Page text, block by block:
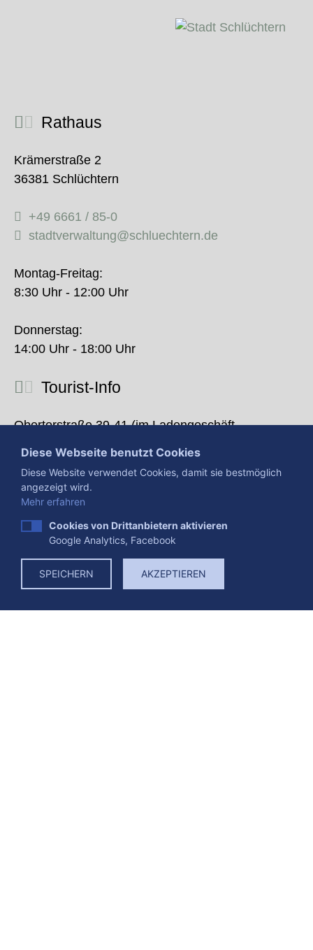
Rathaus
Krämerstraße 2
36381 Schlüchtern
+49 6661 / 85-0
stadtverwaltung@schluechtern.de
Montag-Freitag:
8:30 Uhr - 12:00 Uhr
Donnerstag:
14:00 Uhr - 18:00 Uhr
Tourist-Info
Obertorstraße 39-41 (im Ladengeschäft
+49 6661 / 85-361
info@schluechtern.de
Montag-Freitag:
9:00 Uhr - 12:00 Uhr
Donnerstag:
Diese Webseite benutzt Cookies
Diese Website verwendet Cookies, damit sie bestmöglich
angezeigt wird.
Mehr erfahren
Cookies von Drittanbietern aktivieren
Google Analytics, Facebook
SPEICHERN AKZEPTIEREN